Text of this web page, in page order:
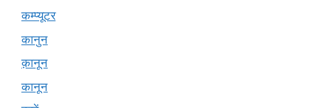
कम्प्यूटर
कानुन
क़ानून
कानून